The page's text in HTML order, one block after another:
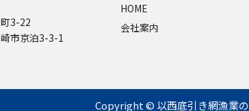
3-22
市京泊3-3-1
HOME
会社案内
Copyright © 以西底引き網漁業の